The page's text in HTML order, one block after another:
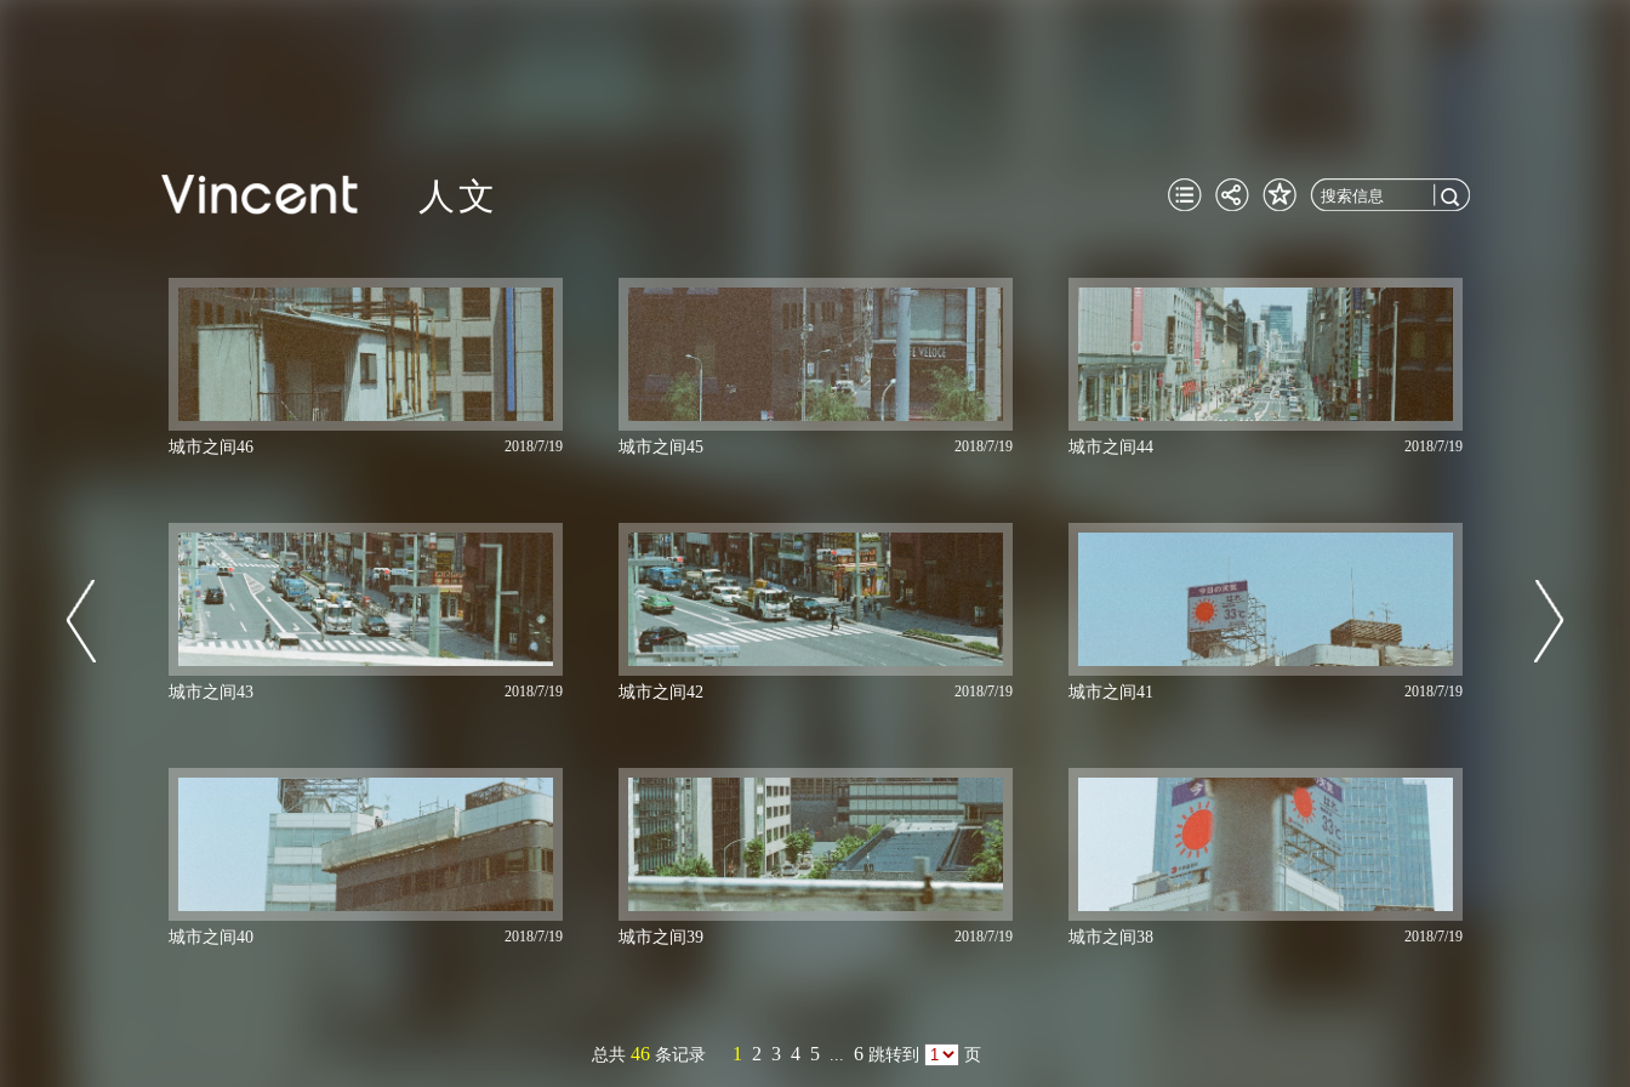
人文
城市之间46 2018/7/19 城市之间45 2018/7/19 城市之间44 2018/7/19
城市之间43 2018/7/19 城市之间42 2018/7/19 城市之间41 2018/7/19
城市之间40 2018/7/19 城市之间39 2018/7/19 城市之间38 2018/7/19
总共 46条记录 1 2 3 4 5... 6跳转到 页